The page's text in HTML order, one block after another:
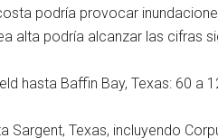
podría provocar
alta podría alcanzar las cifras
hasta Baffin Bay, Texas: 60 a
Sargent, Texas, incluyendo